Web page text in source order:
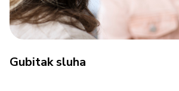
Gubitak sluha